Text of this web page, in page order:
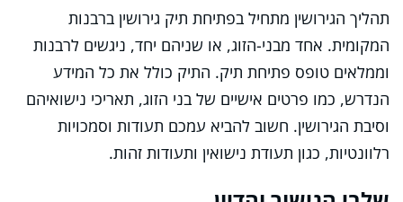
תהליך הגירושין מתחיל בפתיחת תיק גירושין ברבנות
המקומית. אחד מבני-הזוג, או שניהם יחד, ניגשים לרבנות
וממלאים טופס פתיחת תיק. התיק כולל את כל המידע
הנדרש, כמו פרטים אישיים של בני הזוג, תאריכי נישואיהם
וסיבת הגירושין. חשוב להביא עמכם תעודות וסמכויות
רלוונטיות, כגון תעודת נישואין ותעודות זהות.